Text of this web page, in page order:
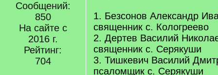
Сообщений:
850
На сайте с
2016 г.
Рейтинг:
704
1. Безсонов Александр
священник с. Кологреево
2. Дертев Василий
священник с. Серякуши
3. Тишкевич Василий
псаломщик с. Серякуши